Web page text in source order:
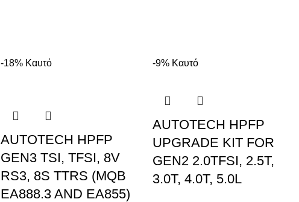
-18% Καυτό
AUTOTECH HPFP
GEN3 TSI, TFSI, 8V
RS3, 8S TTRS (MQB
EA888.3 AND EA855)
-9% Καυτό
AUTOTECH HPFP
UPGRADE KIT FOR
GEN2 2.0TFSI, 2.5T,
3.0T, 4.0T, 5.0L